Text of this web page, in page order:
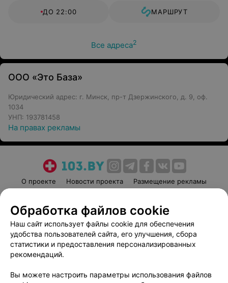
ДО 22:00 МАРШРУТ
Все адреса2
ООО «Это База»
Юридический адрес: г. Минск, пр-т Дзержинского, д. 9, оф.
1034
УНП: 193781458
На правах рекламы
О проекте Новости проекта
Размещение рекламы
Пользовательское соглашение
Способы оплаты
Вакансии
Партнеры
Написать руководителю 103.by
Обработка персональных данных
Обработка файлов cookie
Наш сайт использует файлы cookie для обеспечения
удобства пользователей сайта, его улучшения, сбора
статистики и предоставления персонализированных
рекомендаций.
Вы можете настроить параметры использования файлов